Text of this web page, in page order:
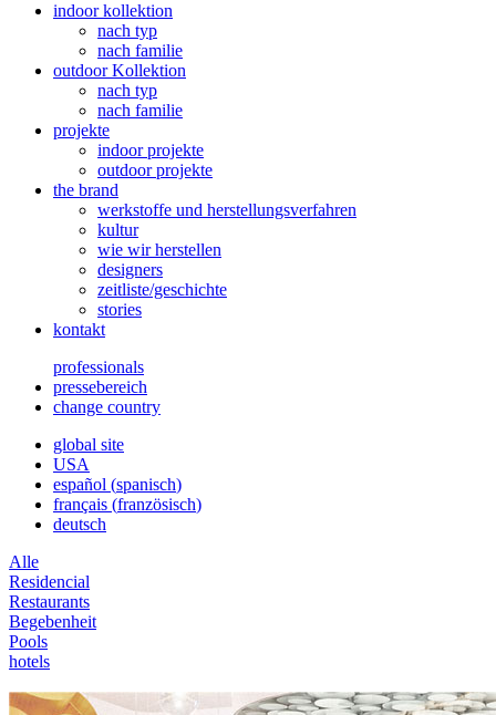
indoor kollektion
nach typ
nach familie
outdoor Kollektion
nach typ
nach familie
projekte
indoor projekte
outdoor projekte
the brand
werkstoffe und herstellungsverfahren
kultur
wie wir herstellen
designers
zeitliste/geschichte
stories
kontakt
professionals
pressebereich
change country
global site
USA
español (spanisch)
français (französisch)
deutsch
Alle
Residencial
Restaurants
Begebenheit
Pools
hotels